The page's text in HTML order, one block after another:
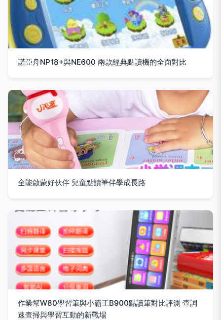
諾亞舟NP18+與NE600 兩款經典點讀機的全面對比
全能啟蒙好伙伴 兒童點讀筆伴學成長路
作業幫W80學習筆與小霸王B900點讀筆對比評測 查詞
速查掃與學習互動的新戰場